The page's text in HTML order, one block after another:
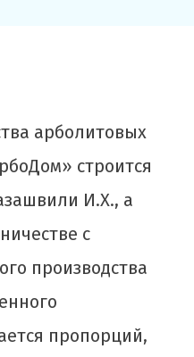
арболитовых
строится
И.Х., а
с
производства
пропорций,